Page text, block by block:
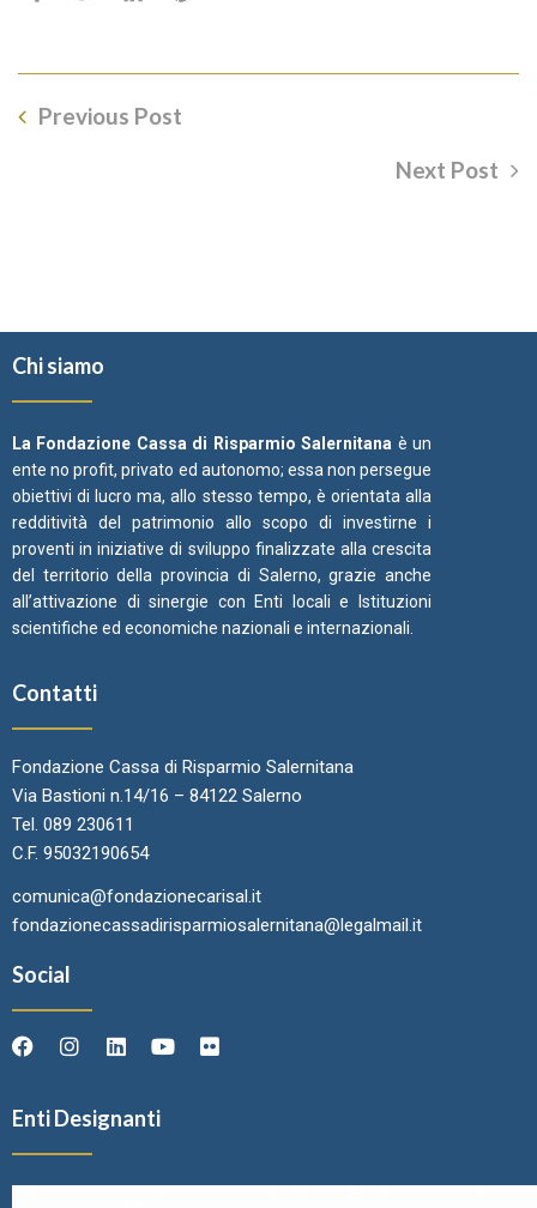
Previous Post
Next Post
Chi siamo
La Fondazione Cassa di Risparmio Salernitana è un
ente no profit, privato ed autonomo; essa non persegue
obiettivi di lucro ma, allo stesso tempo, è orientata alla
redditività del patrimonio allo scopo di investirne i
proventi in iniziative di sviluppo finalizzate alla crescita
del territorio della provincia di Salerno, grazie anche
all’attivazione di sinergie con Enti locali e Istituzioni
scientifiche ed economiche nazionali e internazionali.
Contatti
Fondazione Cassa di Risparmio Salernitana
Via Bastioni n.14/16 – 84122 Salerno
Tel. 089 230611
C.F. 95032190654
comunica@fondazionecarisal.it
fondazionecassadirisparmiosalernitana@legalmail.it
Social
Enti Designanti